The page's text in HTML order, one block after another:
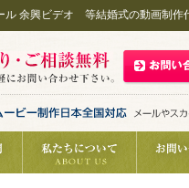
余興ビデオ 等結婚式の動画制作